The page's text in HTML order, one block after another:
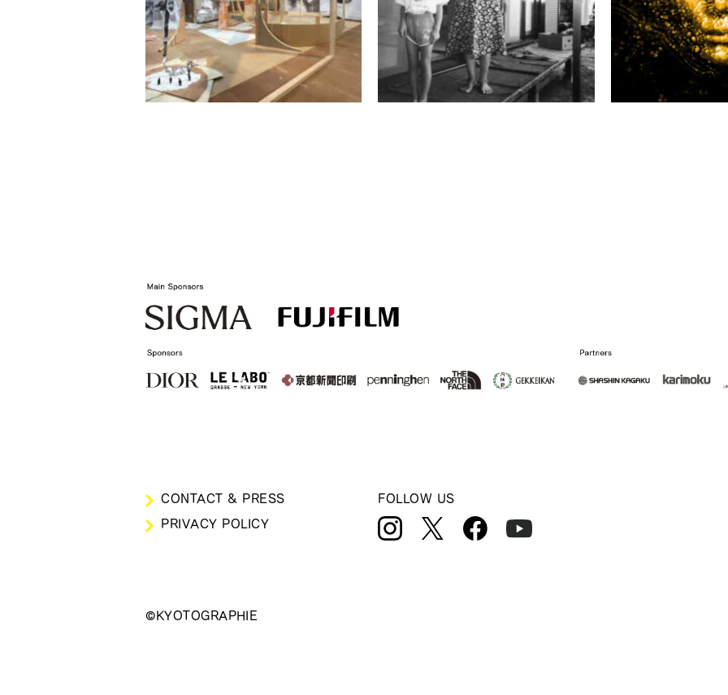
Contemporary Art Factory
CONTACT & PRESS
PRIVACY POLICY
FOLLOW US
©KYOTOGRAPHIE